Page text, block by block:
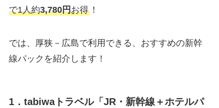
で1人約3,780円お得！
では、厚狭－広島で利用できる、おすすめの新幹
線パックを紹介します！
1．tabiwaトラベル「JR・新幹線＋ホテルパ